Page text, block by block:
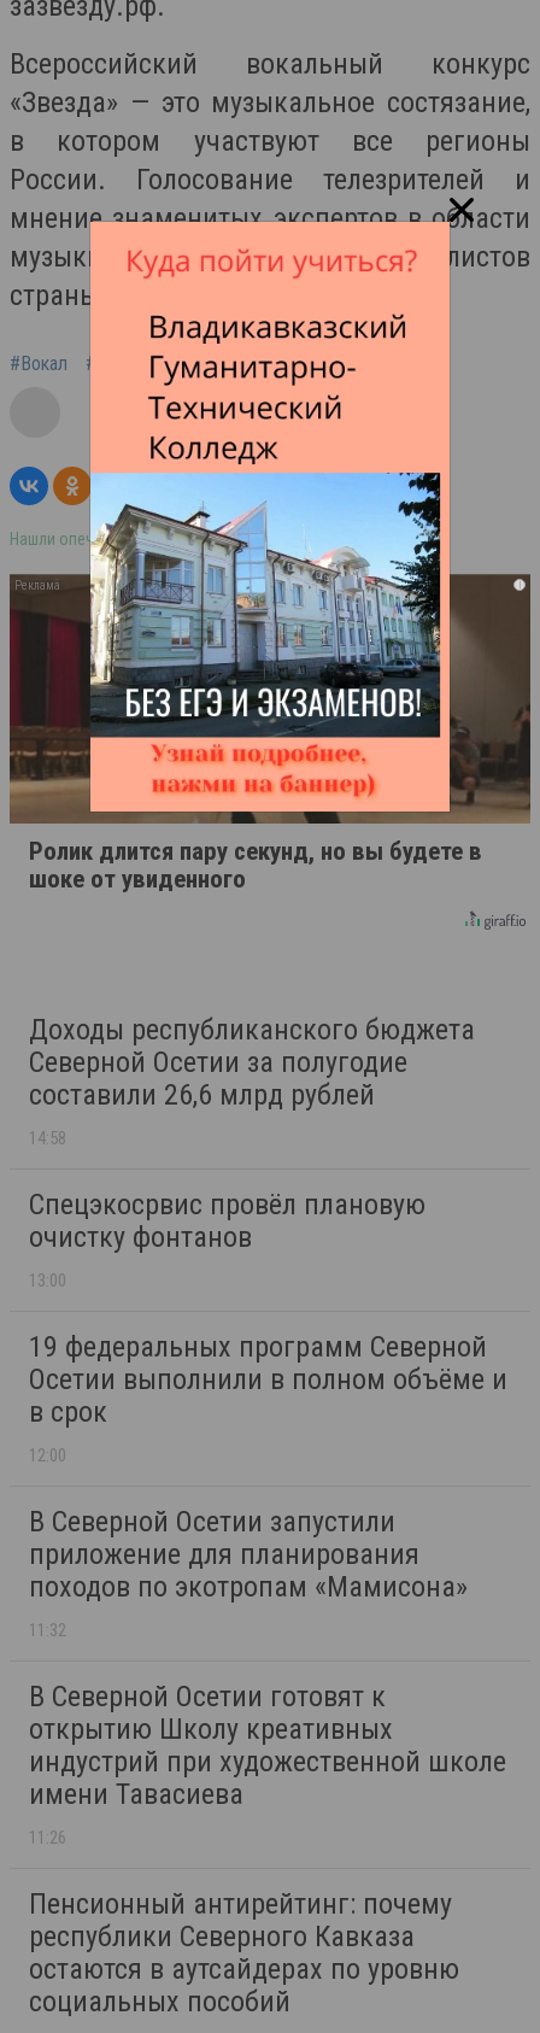
Всероссийский вокальный конкурс
«Звезда» — это музыкальное состязание,
в котором участвуют все регионы
России. Голосование телезрителей и
мнение знаменитых экспертов в области
музыки определяют лучших вокалистов
страны.
#Вокал #певица #конкурс #канал Звезда
Нашли опечатку в тексте? Выделите её и нажмите ctrl+enter
i
Ролик длится пару секунд, но вы будете в
шоке от увиденного
Доходы республиканского бюджета
Северной Осетии за полугодие
составили 26,6 млрд рублей
14:58
Спецэкосрвис провёл плановую
очистку фонтанов
13:00
19 федеральных программ Северной
Осетии выполнили в полном объёме и
в срок
12:00
В Северной Осетии запустили
приложение для планирования
походов по экотропам «Мамисона»
11:32
В Северной Осетии готовят к
открытию Школу креативных
индустрий при художественной школе
имени Тавасиева
11:26
Пенсионный антирейтинг: почему
республики Северного Кавказа
остаются в аутсайдерах по уровню
социальных пособий